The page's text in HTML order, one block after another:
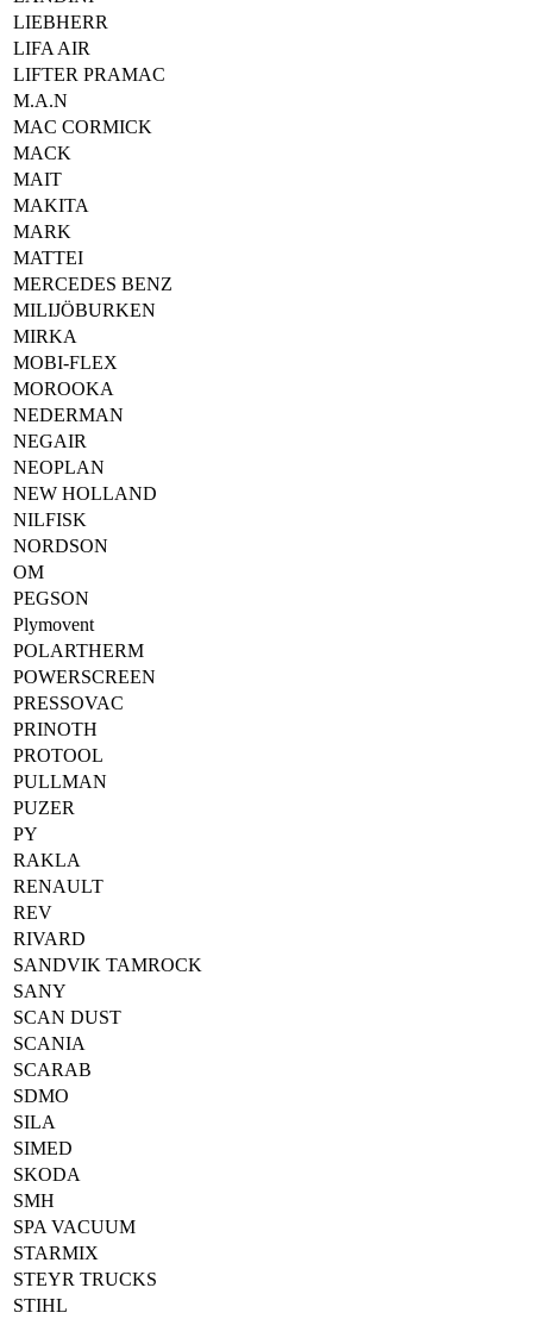
LIEBHERR
LIFA AIR
LIFTER PRAMAC
M.A.N
MAC CORMICK
MACK
MAIT
MAKITA
MARK
MATTEI
MERCEDES BENZ
MILIJÖBURKEN
MIRKA
MOBI-FLEX
MOROOKA
NEDERMAN
NEGAIR
NEOPLAN
NEW HOLLAND
NILFISK
NORDSON
OM
PEGSON
Plymovent
POLARTHERM
POWERSCREEN
PRESSOVAC
PRINOTH
PROTOOL
PULLMAN
PUZER
PY
RAKLA
RENAULT
REV
RIVARD
SANDVIK TAMROCK
SANY
SCAN DUST
SCANIA
SCARAB
SDMO
SILA
SIMED
SKODA
SMH
SPA VACUUM
STARMIX
STEYR TRUCKS
STIHL